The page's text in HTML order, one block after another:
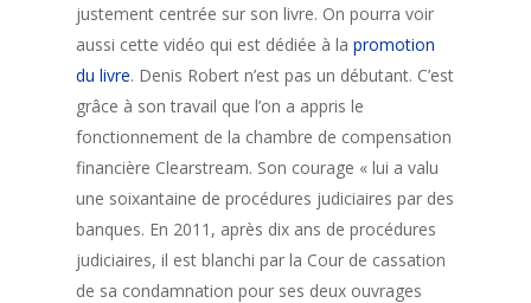
justement centrée sur son livre. On pourra voir
aussi cette vidéo qui est dédiée à la promotion
du livre. Denis Robert n’est pas un débutant. C’est
grâce à son travail que l’on a appris le
fonctionnement de la chambre de compensation
financière Clearstream. Son courage « lui a valu
une soixantaine de procédures judiciaires par des
banques. En 2011, après dix ans de procédures
judiciaires, il est blanchi par la Cour de cassation
de sa condamnation pour ses deux ouvrages